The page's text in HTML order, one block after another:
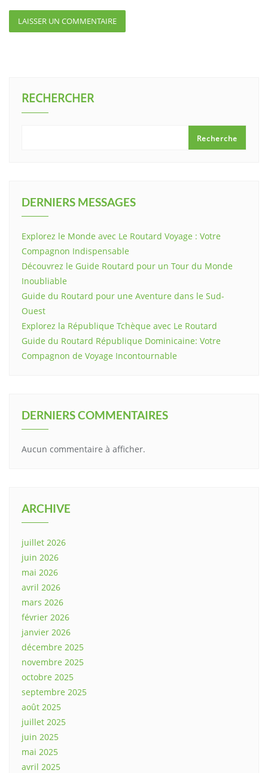
RECHERCHER
Recherche
DERNIERS MESSAGES
Explorez le Monde avec Le Routard Voyage : Votre
Compagnon Indispensable
Découvrez le Guide Routard pour un Tour du Monde
Inoubliable
Guide du Routard pour une Aventure dans le Sud-
Ouest
Explorez la République Tchèque avec Le Routard
Guide du Routard République Dominicaine: Votre
Compagnon de Voyage Incontournable
DERNIERS COMMENTAIRES
Aucun commentaire à afficher.
ARCHIVE
juillet 2026
juin 2026
mai 2026
avril 2026
mars 2026
février 2026
janvier 2026
décembre 2025
novembre 2025
octobre 2025
septembre 2025
août 2025
juillet 2025
juin 2025
mai 2025
avril 2025